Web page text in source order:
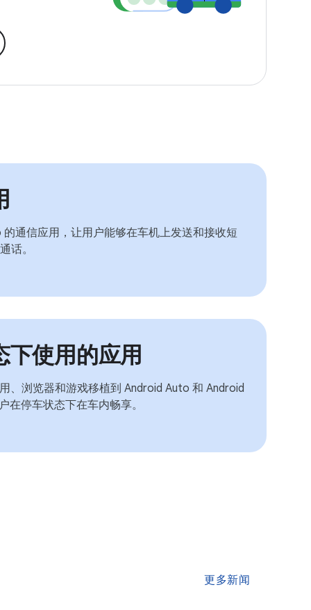
通信应用，让用户能够在车机上发送和接收短
话。
下使用的应用
、浏览器和游戏移植到 Android Auto 和 Android
在停车状态下在车内畅享。
更多新闻